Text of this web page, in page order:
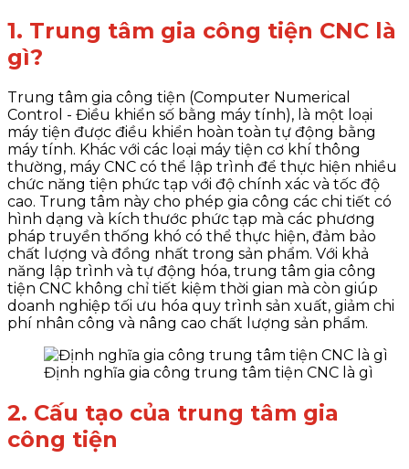
1. Trung tâm gia công tiện CNC là
gì?
Trung tâm gia công tiện (Computer Numerical
Control - Điều khiển số bằng máy tính), là một loại
máy tiện được điều khiển hoàn toàn tự động bằng
máy tính. Khác với các loại máy tiện cơ khí thông
thường, máy CNC có thể lập trình để thực hiện nhiều
chức năng tiện phức tạp với độ chính xác và tốc độ
cao. Trung tâm này cho phép gia công các chi tiết có
hình dạng và kích thước phức tạp mà các phương
pháp truyền thống khó có thể thực hiện, đảm bảo
chất lượng và đồng nhất trong sản phẩm. Với khả
năng lập trình và tự động hóa, trung tâm gia công
tiện CNC không chỉ tiết kiệm thời gian mà còn giúp
doanh nghiệp tối ưu hóa quy trình sản xuất, giảm chi
phí nhân công và nâng cao chất lượng sản phẩm.
Định nghĩa gia công trung tâm tiện CNC là gì
2. Cấu tạo của trung tâm gia
công tiện